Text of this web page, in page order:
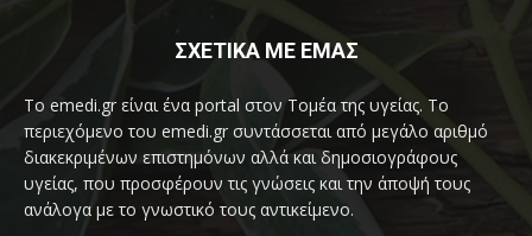
ΣΧΕΤΙΚΑ ΜΕ ΕΜΑΣ
Το emedi.gr είναι ένα portal στον Τομέα της υγείας. Το
περιεχόμενο του emedi.gr συντάσσεται από μεγάλο αριθμό
διακεκριμένων επιστημόνων αλλά και δημοσιογράφους
υγείας, που προσφέρουν τις γνώσεις και την άποψή τους
ανάλογα με το γνωστικό τους αντικείμενο.